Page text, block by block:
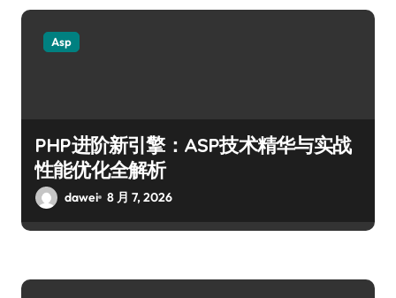
Asp
PHP进阶新引擎：ASP技术精华与实战
性能优化全解析
dawei 8 月 7, 2026